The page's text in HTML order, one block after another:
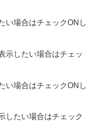
い場合はチェックONし
示したい場合はチェッ
い場合はチェックONし
したい場合はチェック